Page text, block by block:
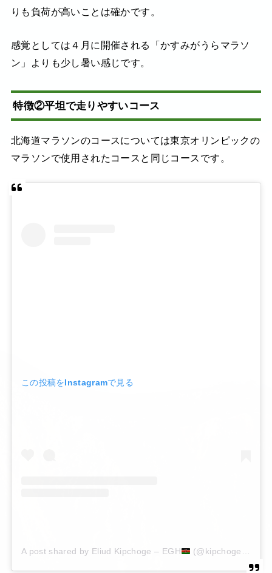
りも負荷が高いことは確かです。
感覚としては４月に開催される「かすみがうらマラソ
ン」よりも少し暑い感じです。
特徴②平坦で走りやすいコース
北海道マラソンのコースについては東京オリンピックの
マラソンで使用されたコースと同じコースです。
この投稿をInstagramで見る
A post shared by Eliud Kipchoge – EGH (@kipchogeeliud)